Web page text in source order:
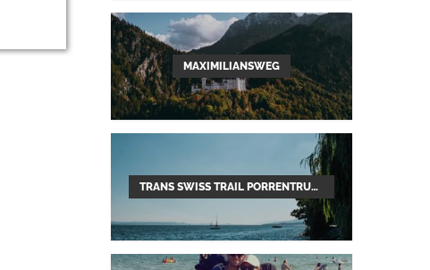
MAXIMILIANSWEG
TRANS SWISS TRAIL PORRENTRUY–MENDRISIO